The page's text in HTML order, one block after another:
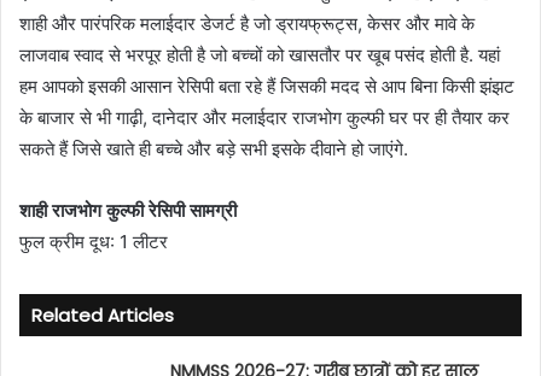
e
m
a
शाही और पारंपरिक मलाईदार डेजर्ट है जो ड्रायफ्रूट्स, केसर और मावे के
लाजवाब स्वाद से भरपूर होती है जो बच्चों को खासतौर पर खूब पसंद होती है. यहां
हम आपको इसकी आसान रेसिपी बता रहे हैं जिसकी मदद से आप बिना किसी झंझट
के बाजार से भी गाढ़ी, दानेदार और मलाईदार राजभोग कुल्फी घर पर ही तैयार कर
सकते हैं जिसे खाते ही बच्चे और बड़े सभी इसके दीवाने हो जाएंगे.
शाही राजभोग कुल्फी रेसिपी सामग्री
फुल क्रीम दूध: 1 लीटर
Related Articles
NMMSS 2026-27: गरीब छात्रों को हर साल